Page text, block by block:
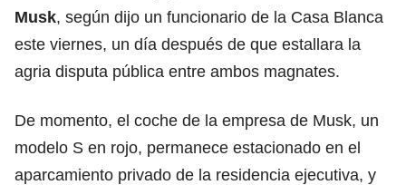
Musk, según dijo un funcionario de la Casa Blanca
este viernes, un día después de que estallara la
agria disputa pública entre ambos magnates.
De momento, el coche de la empresa de Musk, un
modelo S en rojo, permanece estacionado en el
aparcamiento privado de la residencia ejecutiva, y